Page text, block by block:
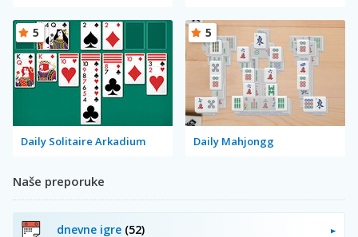
Daily Solitaire Arkadium
5
Daily Mahjongg
5
Naše preporuke
dnevne igre (52)